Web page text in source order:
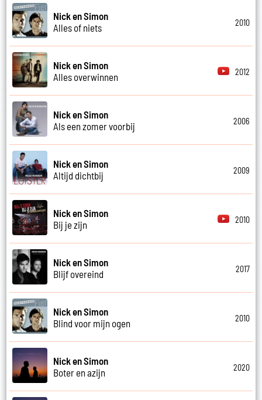
Nick en Simon
Alles of niets
2010
Nick en Simon
Alles overwinnen
2012
Nick en Simon
Als een zomer voorbij
2006
Nick en Simon
Altijd dichtbij
2009
Nick en Simon
Bij je zijn
2010
Nick en Simon
Blijf overeind
2017
Nick en Simon
Blind voor mijn ogen
2010
Nick en Simon
Boter en azijn
2020